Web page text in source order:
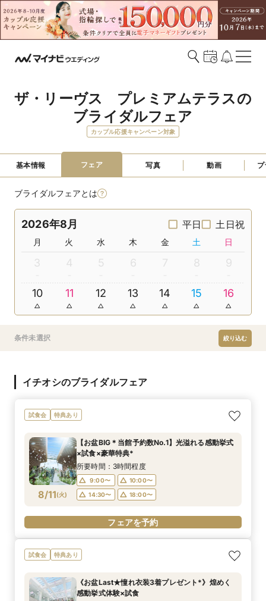
ザ・リーヴス　プレミアムテラスの
ブライダルフェア
カップル応援キャンペーン対象
基本情報 フェア 写真 動画
ブライダルフェアとは
2026年8月 平日 土日祝
月 火 水 木 金 土 日
3 4 5 6 7 8 9
10 11 12 13 14 15 16
条件未選択 絞り込む
イチオシのブライダルフェア
試食会 特典あり
8/11(火)
【お盆BIG＊当館予約数No.1】光溢れる感動挙式
×試食×豪華特典*
所要時間：3時間程度
9:00〜
10:00〜
14:30〜
18:00〜
フェアを予約
試食会 特典あり
《お盆Last★憧れ衣装3着プレゼント*》煌めく
感動挙式体験×試食